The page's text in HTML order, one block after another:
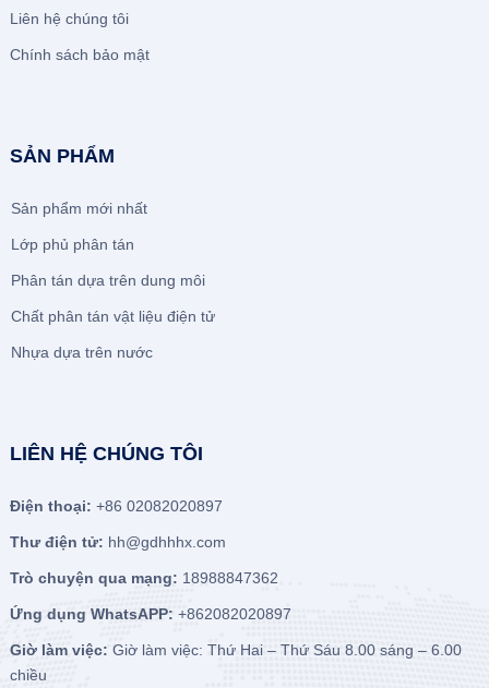
Liên hệ chúng tôi
Chính sách bảo mật
SẢN PHẨM
Sản phẩm mới nhất
Lớp phủ phân tán
Phân tán dựa trên dung môi
Chất phân tán vật liệu điện tử
Nhựa dựa trên nước
LIÊN HỆ CHÚNG TÔI
Điện thoại: +86 02082020897
Thư điện tử: hh@gdhhhx.com
Trò chuyện qua mạng: 18988847362
Ứng dụng WhatsAPP: +862082020897
Giờ làm việc: Giờ làm việc: Thứ Hai – Thứ Sáu 8.00 sáng – 6.00
chiều